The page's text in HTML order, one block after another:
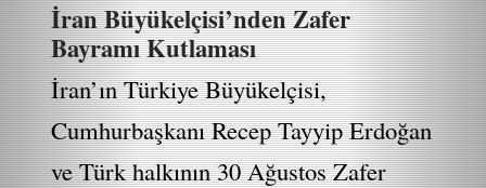
İran Büyükelçisi’nden Zafer
Bayramı Kutlaması
İran’ın Türkiye Büyükelçisi,
Cumhurbaşkanı Recep Tayyip Erdoğan
ve Türk halkının 30 Ağustos Zafer